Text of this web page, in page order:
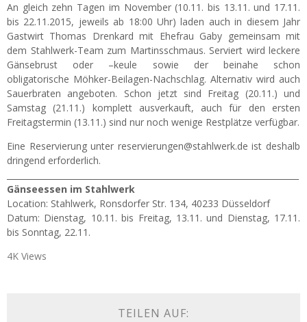
An gleich zehn Tagen im November (10.11. bis 13.11. und 17.11.
bis 22.11.2015, jeweils ab 18:00 Uhr) laden auch in diesem Jahr
Gastwirt Thomas Drenkard mit Ehefrau Gaby gemeinsam mit
dem Stahlwerk-Team zum Martinsschmaus. Serviert wird leckere
Gänsebrust oder –keule sowie der beinahe schon
obligatorische Möhker-Beilagen-Nachschlag. Alternativ wird auch
Sauerbraten angeboten. Schon jetzt sind Freitag (20.11.) und
Samstag (21.11.) komplett ausverkauft, auch für den ersten
Freitagstermin (13.11.) sind nur noch wenige Restplätze verfügbar.
Eine Reservierung unter reservierungen@stahlwerk.de ist deshalb
dringend erforderlich.
Gänseessen im Stahlwerk
Location: Stahlwerk, Ronsdorfer Str. 134, 40233 Düsseldorf
Datum: Dienstag, 10.11. bis Freitag, 13.11. und Dienstag, 17.11.
bis Sonntag, 22.11.
4K Views
TEILEN AUF: